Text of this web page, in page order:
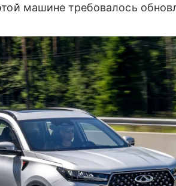
машине требовалось